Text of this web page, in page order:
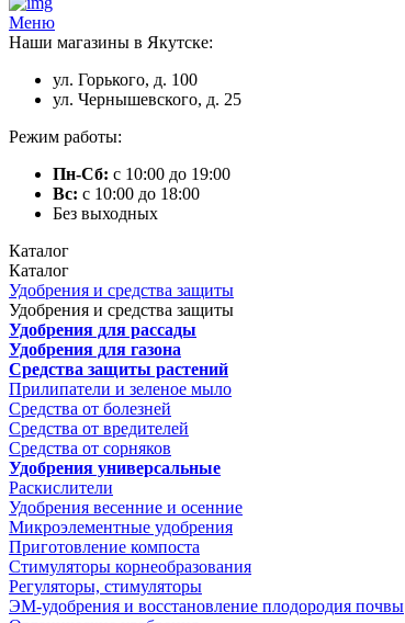
Меню
Наши магазины в Якутске:
ул. Горького, д. 100
ул. Чернышевского, д. 25
Режим работы:
Пн-Сб: с 10:00 до 19:00
Вс: с 10:00 до 18:00
Без выходных
Каталог
Каталог
Удобрения и средства защиты
Удобрения и средства защиты
Удобрения для рассады
Удобрения для газона
Средства защиты растений
Прилипатели и зеленое мыло
Средства от болезней
Средства от вредителей
Средства от сорняков
Удобрения универсальные
Раскислители
Удобрения весенние и осенние
Микроэлементные удобрения
Приготовление компоста
Стимуляторы корнеобразования
Регуляторы, стимуляторы
ЭМ-удобрения и восстановление плодородия почвы